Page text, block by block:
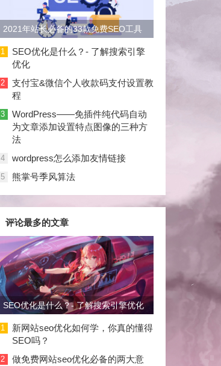
2021年站长必备的33款免费SEO工具
大合集
1
SEO优化是什么？- 了解搜索引擎
优化
2
支付宝&微信个人收款码支付设置教
程
3
WordPress——免插件纯代码自动
为文章添加设置特点图像的三种方
法
4 wordpress怎么添加友情链接
5 熊掌号季风算法
评论最多的文章
SEO优化是什么？- 了解搜索引擎优化
1
新网站seo优化如何学，你真的懂得
SEO吗？
2
做免费网站seo优化必备的两大意